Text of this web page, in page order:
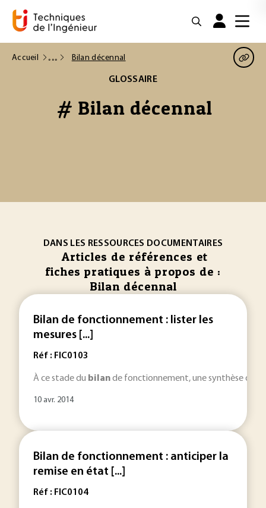
Accueil Bilan décennal
GLOSSAIRE
# Bilan décennal
DANS LES RESSOURCES DOCUMENTAIRES
Articles de références et
fiches pratiques à propos de :
Bilan décennal
Bilan de fonctionnement : lister les
mesures [...]
Réf : FIC0103
À ce stade du bilande fonctionnement, une synthèse du
10 avr. 2014
Bilan de fonctionnement : anticiper la
remise en état [...]
Réf : FIC0104